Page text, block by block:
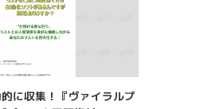
に収集！『ヴァイラルプ